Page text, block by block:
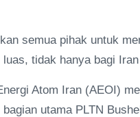
semua pihak untuk
tidak hanya bagi
Atom Iran (AEOI)
utama PLTN